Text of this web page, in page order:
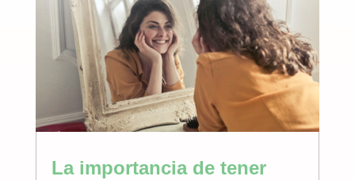
La importancia de tener